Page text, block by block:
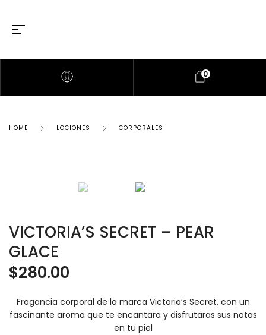
0
HOME LOCIONES CORPORALES
VICTORIA’S SECRET – PEAR
GLACE
$280.00
Fragancia corporal de la marca Victoria’s Secret, con un
fascinante aroma que te encantara y disfrutaras sus notas
en tu piel